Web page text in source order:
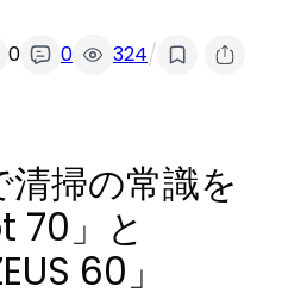
0 0 324/
掃の常識を
70」と
60」